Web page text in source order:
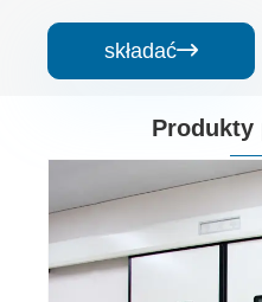
składać
Produkty
Hermetyczne drzwi
szpitala